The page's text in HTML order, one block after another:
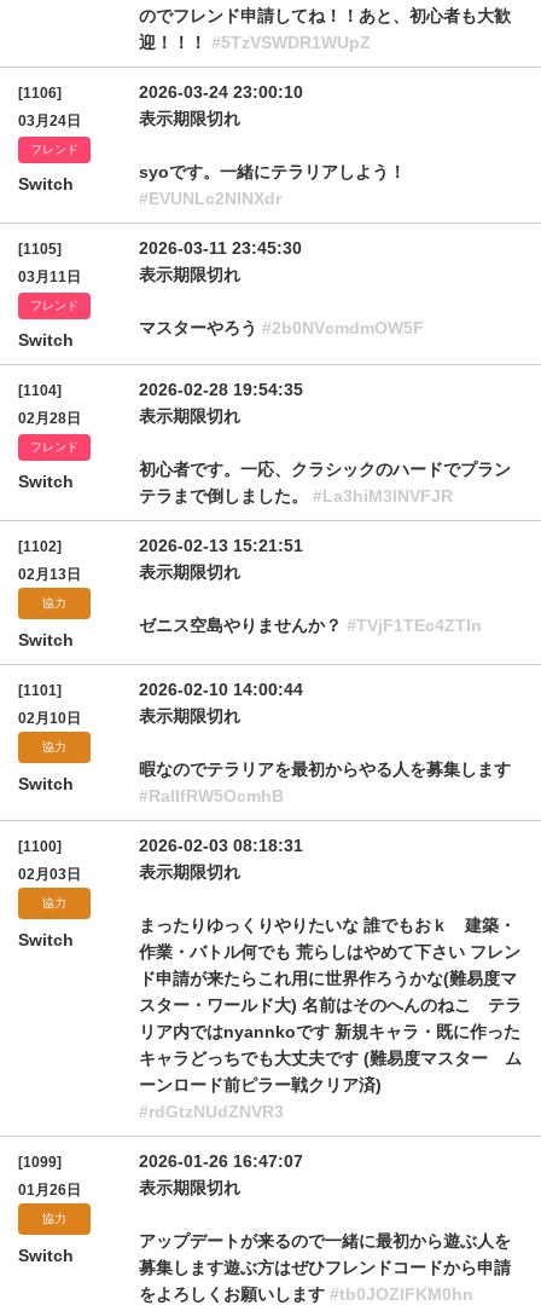
のでフレンド申請してね！！あと、初心者も大歓
迎！！！ #5TzVSWDR1WUpZ
[1106]
03月24日
フレンド
Switch
2026-03-24 23:00:10
表示期限切れ
syoです。一緒にテラリアしよう！
#EVUNLc2NlNXdr
[1105]
03月11日
フレンド
Switch
2026-03-11 23:45:30
表示期限切れ
マスターやろう #2b0NVcmdmOW5F
[1104]
02月28日
フレンド
Switch
2026-02-28 19:54:35
表示期限切れ
初心者です。一応、クラシックのハードでプラン
テラまで倒しました。 #La3hiM3lNVFJR
[1102]
02月13日
協力
Switch
2026-02-13 15:21:51
表示期限切れ
ゼニス空島やりませんか？ #TVjF1TEc4ZTln
[1101]
02月10日
協力
Switch
2026-02-10 14:00:44
表示期限切れ
暇なのでテラリアを最初からやる人を募集します
#RallfRW5OcmhB
[1100]
02月03日
協力
Switch
2026-02-03 08:18:31
表示期限切れ
まったりゆっくりやりたいな 誰でもおｋ 建築・
作業・バトル何でも 荒らしはやめて下さい フレン
ド申請が来たらこれ用に世界作ろうかな(難易度マ
スター・ワールド大) 名前はそのへんのねこ テラ
リア内ではnyannkoです 新規キャラ・既に作った
キャラどっちでも大丈夫です (難易度マスター ム
ーンロード前ピラー戦クリア済)
#rdGtzNUdZNVR3
[1099]
01月26日
協力
Switch
2026-01-26 16:47:07
表示期限切れ
アップデートが来るので一緒に最初から遊ぶ人を
募集します遊ぶ方はぜひフレンドコードから申請
をよろしくお願いします #tb0JOZlFKM0hn